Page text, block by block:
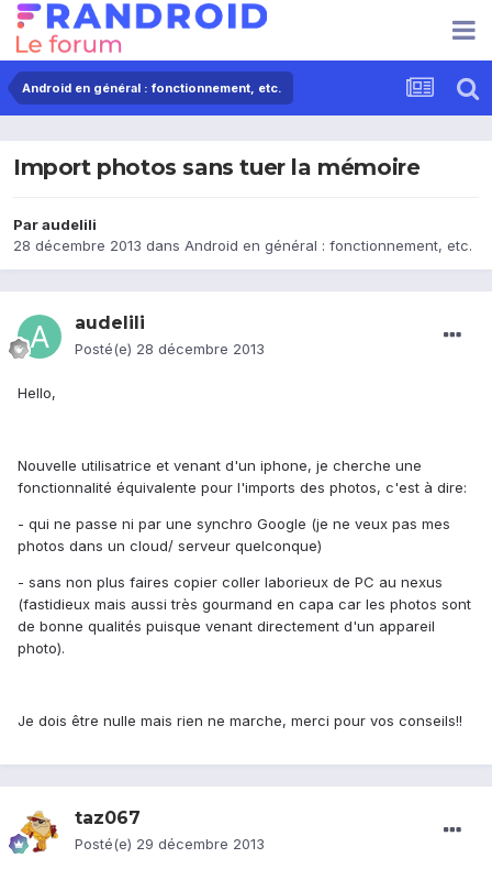
Android en général : fonctionnement, etc.
Import photos sans tuer la mémoire
Paraudelili
28 décembre 2013 dans Android en général : fonctionnement, etc.
audelili
Posté(e) 28 décembre 2013
Hello,
Nouvelle utilisatrice et venant d'un iphone, je cherche une
fonctionnalité équivalente pour l'imports des photos, c'est à dire:
- qui ne passe ni par une synchro Google (je ne veux pas mes
photos dans un cloud/ serveur quelconque)
- sans non plus faires copier coller laborieux de PC au nexus
(fastidieux mais aussi très gourmand en capa car les photos sont
de bonne qualités puisque venant directement d'un appareil
photo).
Je dois être nulle mais rien ne marche, merci pour vos conseils!!
taz067
Posté(e) 29 décembre 2013